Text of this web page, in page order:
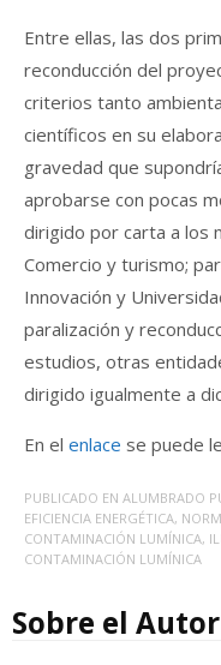
Entre ellas, las dos
reconducción del
criterios tanto
científicos en su
gravedad que
aprobarse con pocas
dirigido por carta a los
Comercio y turismo;
Innovación y
paralización y
estudios, otras
dirigido igualmente a
En el enlace se puede
PUBLICADO EN ALUMBRADO
EFICIENCIA ENERGÉTICA,
CONTAMINACIÓN LUMÍNICA,
CONTAMINACIÓN LUMÍNICA
Sobre el Autor